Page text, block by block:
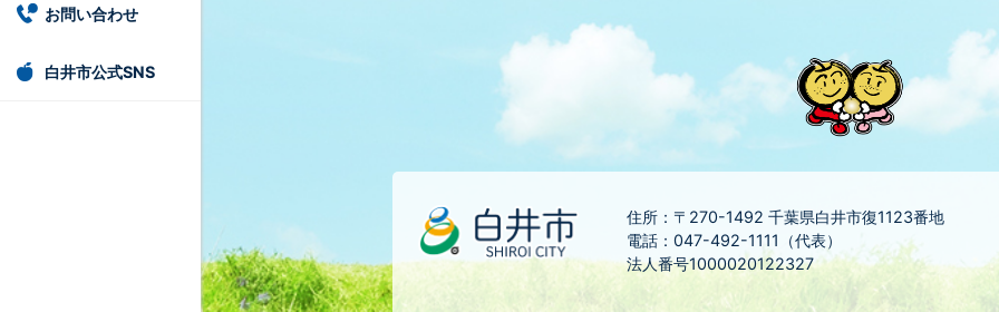
お問い合わせ
白井市公式SNS
住所：〒270-1492 千葉県白井市復1123番地
電話：047-492-1111（代表）
法人番号1000020122327